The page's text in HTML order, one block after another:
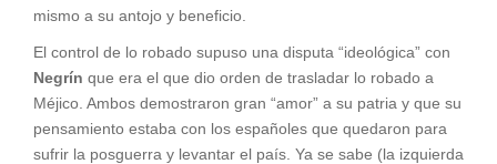
mismo a su antojo y beneficio.
El control de lo robado supuso una disputa “ideológica” con
Negrín que era el que dio orden de trasladar lo robado a
Méjico. Ambos demostraron gran “amor” a su patria y que su
pensamiento estaba con los españoles que quedaron para
sufrir la posguerra y levantar el país. Ya se sabe (la izquierda